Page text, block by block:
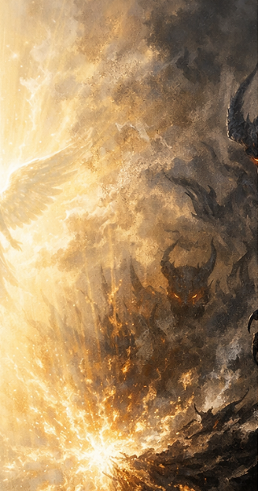
Menneskeheten har båret på en forestilling
om mørke så lenge at vi nesten har glemt
hvor den kom fra. I tusener av år har
mennesker forsøkt å forklare det ukjente
bilder, figurer og fortellinger som skulle gjøre
det forståelig. Når noe føltes fremmed, ble
det gitt et ansikt. Når noe gjorde oss redde,
ble det gitt en vilje. Og slik vokste myten om
mørket som en kraft utenfor oss, en vil